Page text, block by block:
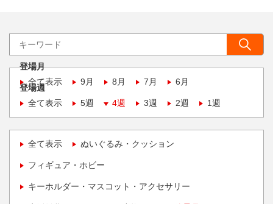
登場月
全て表示
9月 8月 7月 6月
登場週
全て表示
5週 4週 3週 2週 1週
全て表示 ぬいぐるみ・クッション
フィギュア・ホビー
キーホルダー・マスコット・アクセサリー